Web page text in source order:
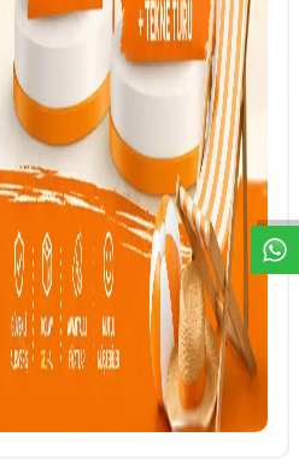
DESTEK